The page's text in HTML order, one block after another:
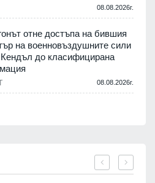
08.08.2026г.
отне достъпа на бившия
на военновъздушните сили
до класифицирана
08.08.2026г.